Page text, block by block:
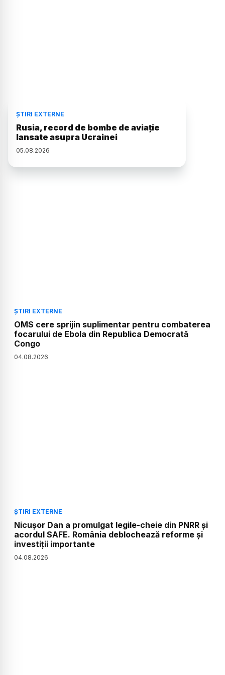
ȘTIRI EXTERNE
Rusia, record de bombe de aviație
lansate asupra Ucrainei
05.08.2026
ȘTIRI EXTERNE
OMS cere sprijin suplimentar pentru combaterea
focarului de Ebola din Republica Democrată
Congo
04.08.2026
ȘTIRI EXTERNE
Nicușor Dan a promulgat legile-cheie din PNRR și
acordul SAFE. România deblochează reforme și
investiții importante
04.08.2026